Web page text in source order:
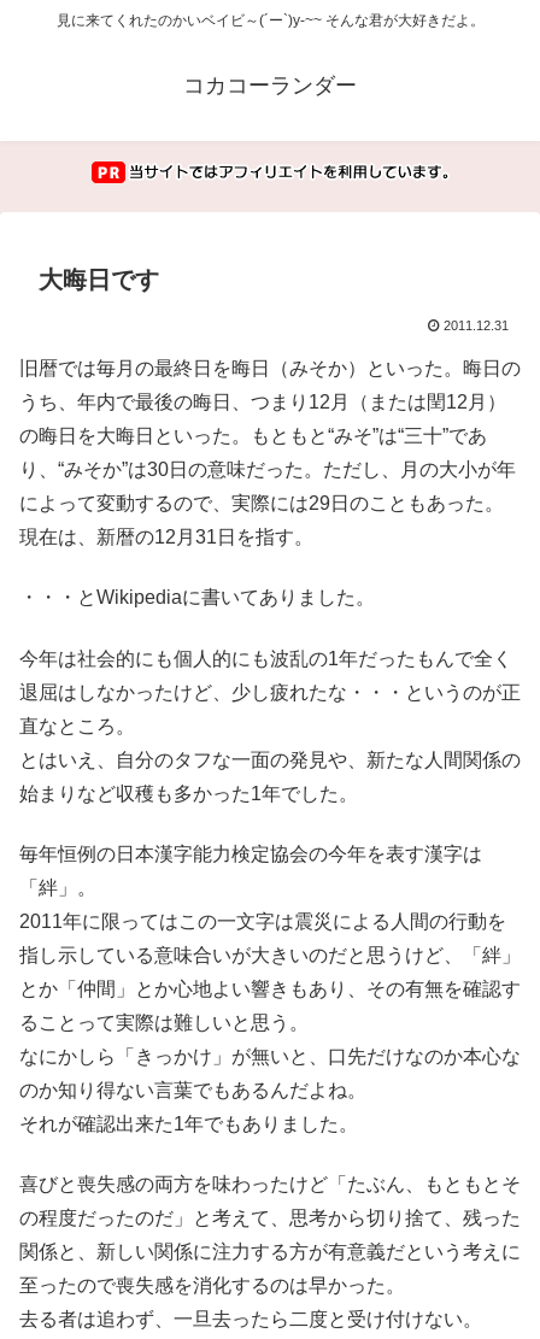
見に来てくれたのかいベイビ～(´ー`)y-~~ そんな君が大好きだよ。
コカコーランダー
大晦日です
2011.12.31
旧暦では毎月の最終日を晦日（みそか）といった。晦日の
うち、年内で最後の晦日、つまり12月（または閏12月）
の晦日を大晦日といった。もともと“みそ”は“三十”であ
り、“みそか”は30日の意味だった。ただし、月の大小が年
によって変動するので、実際には29日のこともあった。
現在は、新暦の12月31日を指す。
・・・とWikipediaに書いてありました。
今年は社会的にも個人的にも波乱の1年だったもんで全く
退屈はしなかったけど、少し疲れたな・・・というのが正
直なところ。
とはいえ、自分のタフな一面の発見や、新たな人間関係の
始まりなど収穫も多かった1年でした。
毎年恒例の日本漢字能力検定協会の今年を表す漢字は
「絆」。
2011年に限ってはこの一文字は震災による人間の行動を
指し示している意味合いが大きいのだと思うけど、「絆」
とか「仲間」とか心地よい響きもあり、その有無を確認す
ることって実際は難しいと思う。
なにかしら「きっかけ」が無いと、口先だけなのか本心な
のか知り得ない言葉でもあるんだよね。
それが確認出来た1年でもありました。
喜びと喪失感の両方を味わったけど「たぶん、もともとそ
の程度だったのだ」と考えて、思考から切り捨て、残った
関係と、新しい関係に注力する方が有意義だという考えに
至ったので喪失感を消化するのは早かった。
去る者は追わず、一旦去ったら二度と受け付けない。